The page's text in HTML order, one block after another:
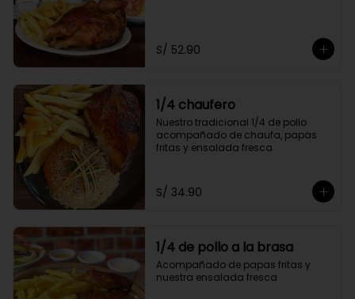
S/ 52.90
1/4 chaufero
Nuestro tradicional 1/4 de pollo
acompañado de chaufa, papas
fritas y ensalada fresca
S/ 34.90
1/4 de pollo a la brasa
Acompañado de papas fritas y
nuestra ensalada fresca